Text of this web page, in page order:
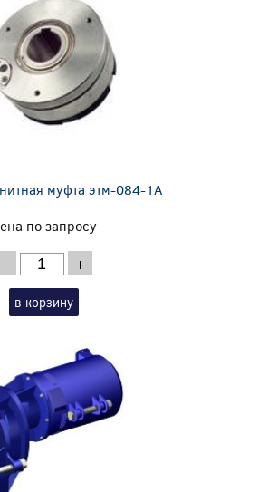
муфта этм-084-1А
по запросу
- +
в корзину